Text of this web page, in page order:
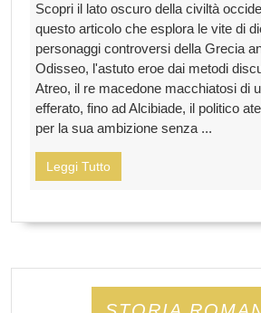
Scopri il lato oscuro della civiltà
questo articolo che esplora le vite di
personaggi controversi della Grecia
Odisseo, l'astuto eroe dai metodi
Atreo, il re macedone macchiatosi di
efferato, fino ad Alcibiade, il politico
per la sua ambizione senza ...
Leggi Tutto